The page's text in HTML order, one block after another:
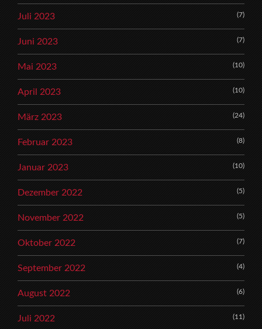
Juli 2023 (7)
Juni 2023 (7)
Mai 2023 (10)
April 2023 (10)
März 2023 (24)
Februar 2023 (8)
Januar 2023 (10)
Dezember 2022 (5)
November 2022 (5)
Oktober 2022 (7)
September 2022 (4)
August 2022 (6)
Juli 2022 (11)